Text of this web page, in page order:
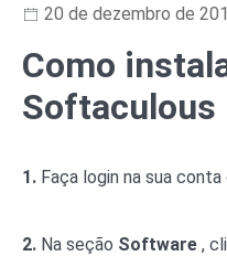
20 de dezembro de
Como
Softaculous
1. Faça login na sua conta
2. Na seção Software ,